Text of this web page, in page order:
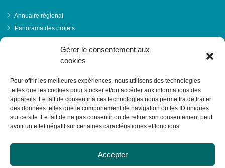
Gérer le consentement aux
cookies
Pour offrir les meilleures expériences, nous utilisons des technologies
telles que les cookies pour stocker et/ou accéder aux informations des
appareils. Le fait de consentir à ces technologies nous permettra de traiter
des données telles que le comportement de navigation ou les ID uniques
sur ce site. Le fait de ne pas consentir ou de retirer son consentement peut
avoir un effet négatif sur certaines caractéristiques et fonctions.
Accepter
Annuaire régional
Panorama des projets